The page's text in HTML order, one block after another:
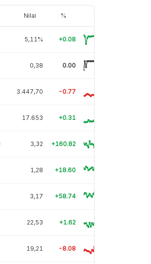
Nilai %
5,11% +0.08
0,38 0.00
3.447,70 -0.77
17.653 +0.31
3,32 +160.82
1,28 +18.60
3,17 +58.74
22,53 +1.62
19,21 -8.08